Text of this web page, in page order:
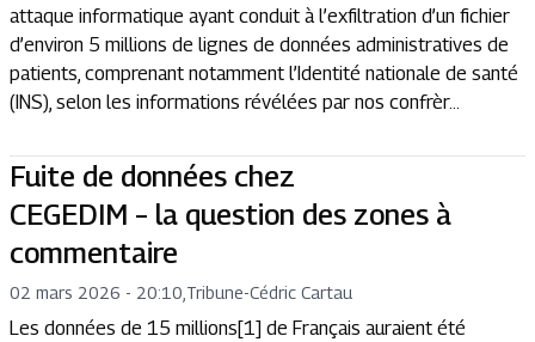
attaque informatique ayant conduit à l’exfiltration d’un fichier
d’environ 5 millions de lignes de données administratives de
patients, comprenant notamment l’Identité nationale de santé
(INS), selon les informations révélées par nos confrèr...
Fuite de données chez
CEGEDIM – la question des zones à
commentaire
02 mars 2026 - 20:10 Tribune-Cédric Cartau
Les données de 15 millions[1] de Français auraient été